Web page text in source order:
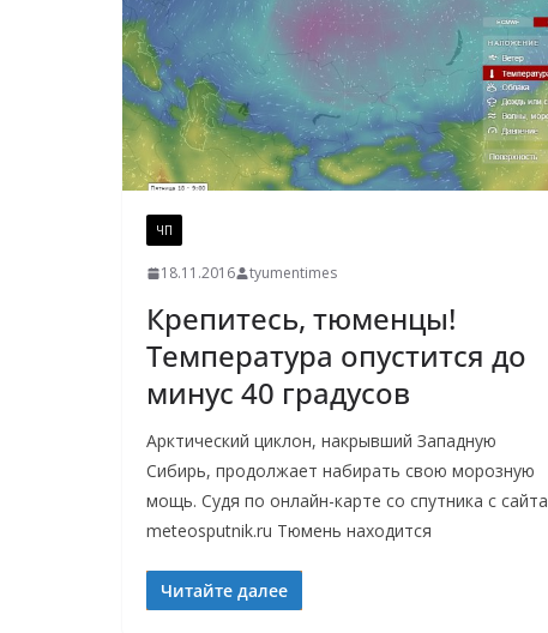
ЧП
18.11.2016 tyumentimes
Крепитесь, тюменцы!
Температура опустится до
минус 40 градусов
Арктический циклон, накрывший Западную
Сибирь, продолжает набирать свою морозную
мощь. Судя по онлайн-карте со спутника с сайта
meteosputnik.ru Тюмень находится
Читайте далее